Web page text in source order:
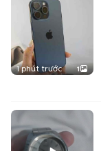
1 phút trước 1